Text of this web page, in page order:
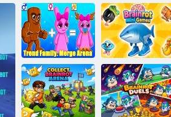
Семейство
трендов: Арена
слияния
Брейнрот
Мини-игры